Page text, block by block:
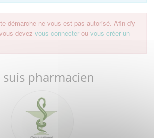
démarche ne vous est pas autorisé. Afin d'y
devez vous connecter ou vous créer un
suis pharmacien